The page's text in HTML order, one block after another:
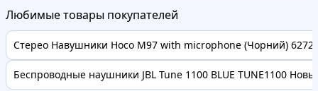
Любимые товары покупателей
Стерео Навушники Hoco M97 with microphone (Чорний)
Беспроводные наушники JBL Tune 1100 BLUE TUNE1100